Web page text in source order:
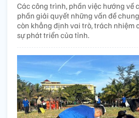
Các công trình, phần việc hướng về
phần giải quyết những vấn đề
còn khẳng định vai trò, trách nhiệm
sự phát triển của tỉnh.